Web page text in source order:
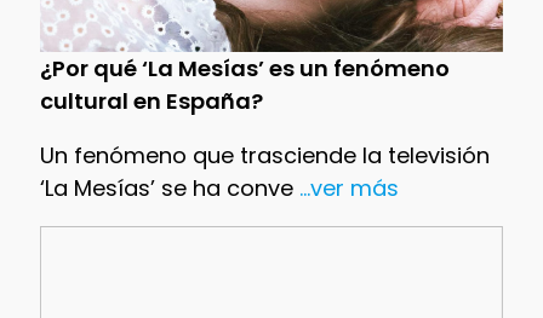
¿Por qué ‘La Mesías’ es un fenómeno
cultural en España?
Un fenómeno que trasciende la televisión
‘La Mesías’ se ha conve...ver más